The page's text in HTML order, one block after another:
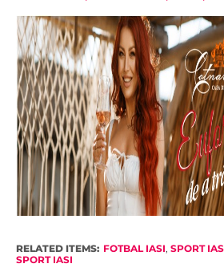
RELATED ITEMS: FOTBAL IASI, SPORT
SPORT IASI